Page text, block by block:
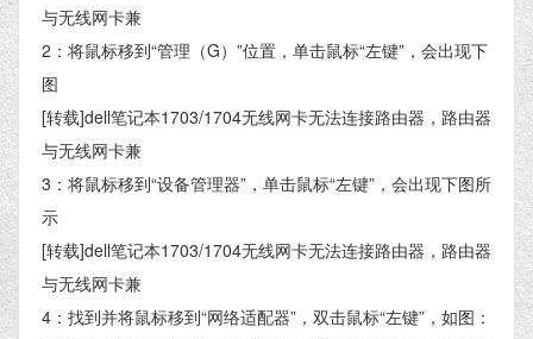
与无线网卡兼
2：将鼠标移到“管理（G）”位置，单击鼠标“左键”，会出现下
图
[转载]dell笔记本1703/1704无线网卡无法连接路由器，路由器
与无线网卡兼
3：将鼠标移到“设备管理器”，单击鼠标“左键”，会出现下图所
示
[转载]dell笔记本1703/1704无线网卡无法连接路由器，路由器
与无线网卡兼
4：找到并将鼠标移到“网络适配器”，双击鼠标“左键”，如图：